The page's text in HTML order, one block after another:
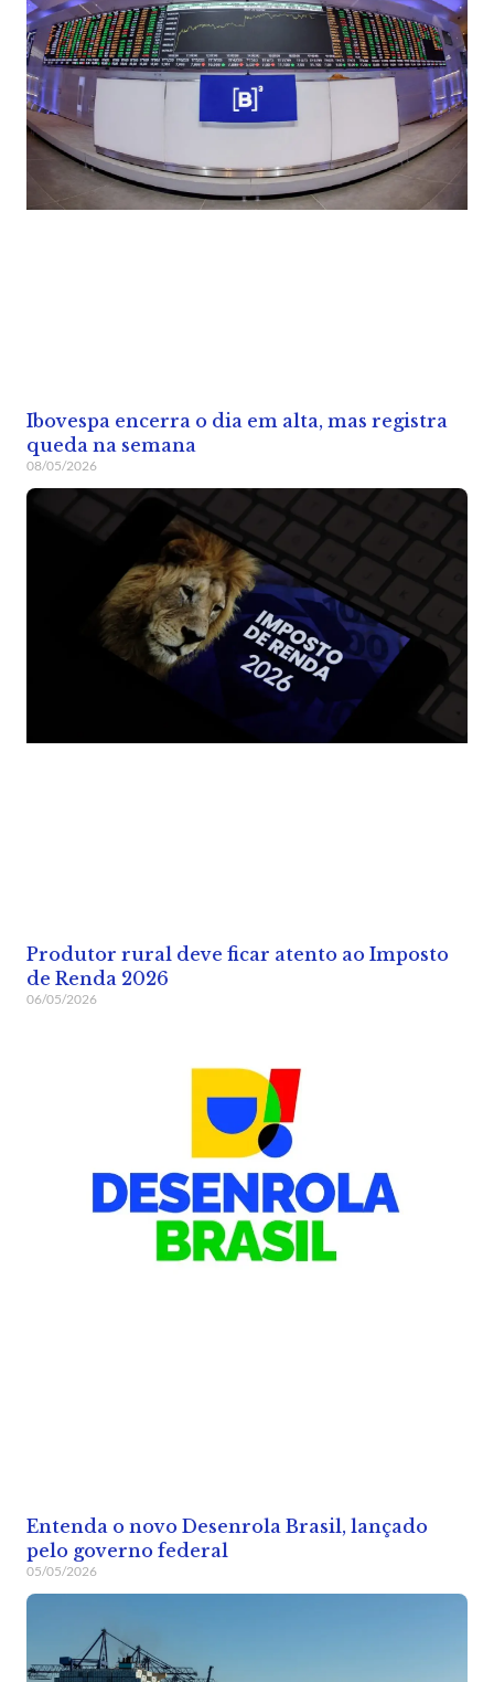
Ibovespa encerra o dia em alta, mas registra
queda na semana
08/05/2026
Produtor rural deve ficar atento ao Imposto
de Renda 2026
06/05/2026
Entenda o novo Desenrola Brasil, lançado
pelo governo federal
05/05/2026